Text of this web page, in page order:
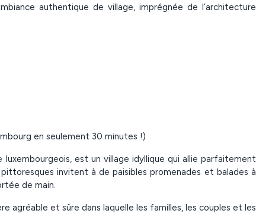
authentique de village, imprégnée de l’architecture
en seulement 30 minutes !)
luxembourgeois, est un village idyllique qui allie parfaitement
invitent à de paisibles promenades et balades à
de main.
agréable et sûre dans laquelle les familles, les couples et les